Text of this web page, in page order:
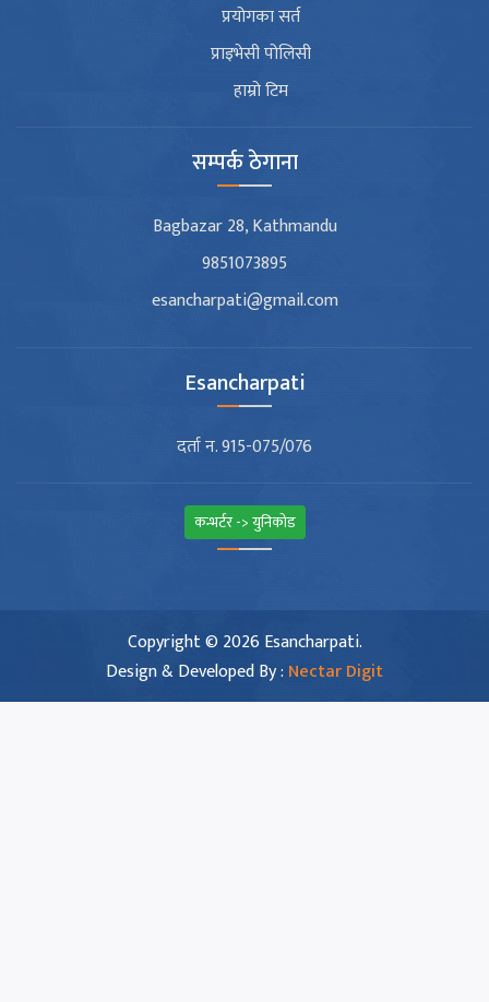
प्रयोगका सर्त
प्राइभेसी पोलिसी
हाम्रो टिम
सम्पर्क ठेगाना
Bagbazar 28, Kathmandu
9851073895
esancharpati@gmail.com
Esancharpati
दर्ता न. 915-075/076
कन्भर्टर -> युनिकोड
Copyright © 2026 Esancharpati.
Design & Developed By : Nectar Digit